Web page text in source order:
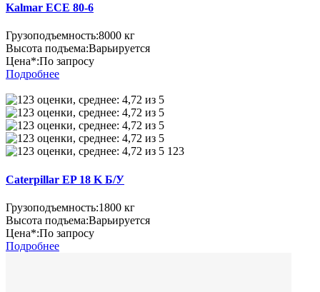
Kalmar ECE 80-6
Грузоподъемность:8000 кг
Высота подъема:Варьируется
Цена*:По запросу
Подробнее
123
Caterpillar EP 18 K Б/У
Грузоподъемность:1800 кг
Высота подъема:Варьируется
Цена*:По запросу
Подробнее